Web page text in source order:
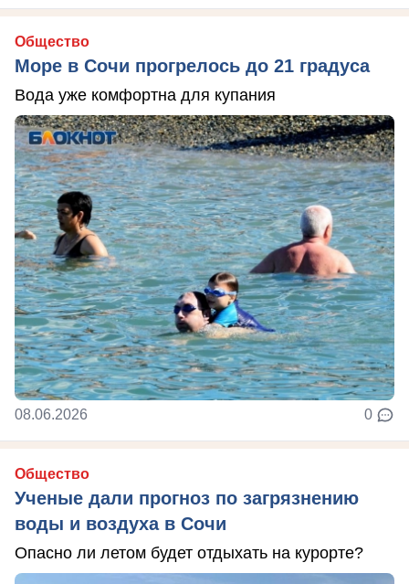
Общество
Море в Сочи прогрелось до 21 градуса
Вода уже комфортна для купания
08.06.2026 0
Общество
Ученые дали прогноз по загрязнению
воды и воздуха в Сочи
Опасно ли летом будет отдыхать на курорте?